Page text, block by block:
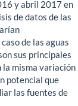
y abril 2017 en
de datos de las
de las aguas
sus principales
la misma variación
potencial que
las fuentes de